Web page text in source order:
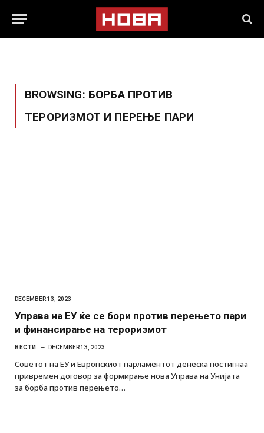
BROWSING: БОРБА ПРОТИВ
ТЕРОРИЗМОТ И ПЕРЕЊЕ ПАРИ
DECEMBER 13, 2023
Управа на ЕУ ќе се бори против перењето пари
и финансирање на тероризмот
ВЕСТИ DECEMBER 13, 2023
Советот на ЕУ и Европскиот парламентот денеска постигнаа
привремен договор за формирање нова Управа на Унијата
за борба против перењето…